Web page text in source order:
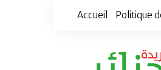
Accueil Politique